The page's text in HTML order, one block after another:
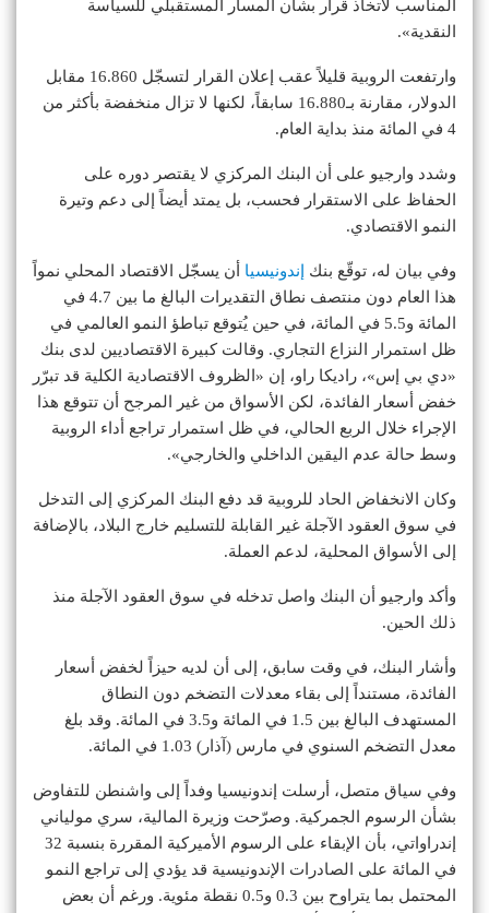
المناسب لاتخاذ قرار بشأن المسار المستقبلي للسياسة
النقدية».
وارتفعت الروبية قليلاً عقب إعلان القرار لتسجّل 16.860 مقابل
الدولار، مقارنة بـ16.880 سابقاً، لكنها لا تزال منخفضة بأكثر من
4 في المائة منذ بداية العام.
وشدد وارجيو على أن البنك المركزي لا يقتصر دوره على
الحفاظ على الاستقرار فحسب، بل يمتد أيضاً إلى دعم وتيرة
النمو الاقتصادي.
وفي بيان له، توقّع بنك إندونيسيا أن يسجّل الاقتصاد المحلي نمواً
هذا العام دون منتصف نطاق التقديرات البالغ ما بين 4.7 في
المائة و5.5 في المائة، في حين يُتوقع تباطؤ النمو العالمي في
ظل استمرار النزاع التجاري. وقالت كبيرة الاقتصاديين لدى بنك
«دي بي إس»، راديكا راو، إن «الظروف الاقتصادية الكلية قد تبرّر
خفض أسعار الفائدة، لكن الأسواق من غير المرجح أن تتوقع هذا
الإجراء خلال الربع الحالي، في ظل استمرار تراجع أداء الروبية
وسط حالة عدم اليقين الداخلي والخارجي».
وكان الانخفاض الحاد للروبية قد دفع البنك المركزي إلى التدخل
في سوق العقود الآجلة غير القابلة للتسليم خارج البلاد، بالإضافة
إلى الأسواق المحلية، لدعم العملة.
وأكد وارجيو أن البنك واصل تدخله في سوق العقود الآجلة منذ
ذلك الحين.
وأشار البنك، في وقت سابق، إلى أن لديه حيزاً لخفض أسعار
الفائدة، مستنداً إلى بقاء معدلات التضخم دون النطاق
المستهدف البالغ بين 1.5 في المائة و3.5 في المائة. وقد بلغ
معدل التضخم السنوي في مارس (آذار) 1.03 في المائة.
وفي سياق متصل، أرسلت إندونيسيا وفداً إلى واشنطن للتفاوض
بشأن الرسوم الجمركية. وصرّحت وزيرة المالية، سري مولياني
إندراواتي، بأن الإبقاء على الرسوم الأميركية المقررة بنسبة 32
في المائة على الصادرات الإندونيسية قد يؤدي إلى تراجع النمو
المحتمل بما يتراوح بين 0.3 و0.5 نقطة مئوية. ورغم أن بعض